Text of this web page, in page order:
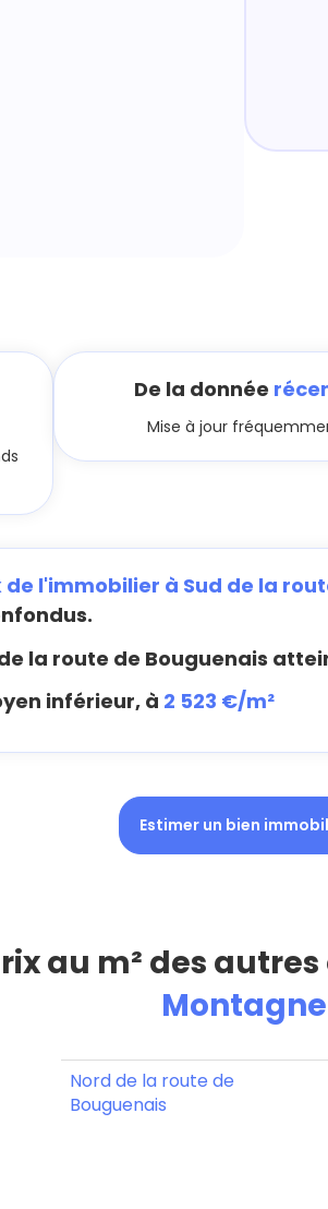
De la donnée
Mise à jour
de l'immobilier à Sud de la
la route de Bouguenais
inférieur, à 2 523 €/m²
Estimer un bien
au m² des
Montagne
Nord de la route de
Bouguenais